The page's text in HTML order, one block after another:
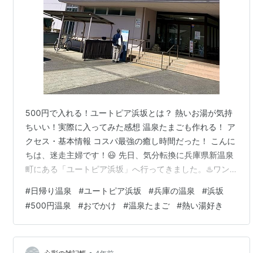
500円で入れる！ユートピア浜坂とは？ 熱いお湯が気持
ちいい！実際に入ってみた感想 温泉たまごも作れる！ ア
クセス・基本情報 コスパ最強の癒し時間だった！ こんに
ちは、迷走主婦です！😃 先日、気分転換に兵庫県新温泉
町にある「ユートピア浜坂」へ行ってきました。♨️ワン
て最高！ 風呂嫌いで温泉好きの私としては、こういうコ
スパの良い温泉を見つけると嬉しくなります。 500円で
入れる！ユートピア浜坂とは？ 「ユートピア浜坂」は、
国民保養温泉地に指定されている温泉で、地元の人から
#日帰り温泉 #ユートピア浜坂 #兵庫の温泉 #浜坂
#500円温泉 #おでかけ #温泉たまご #熱い湯好き